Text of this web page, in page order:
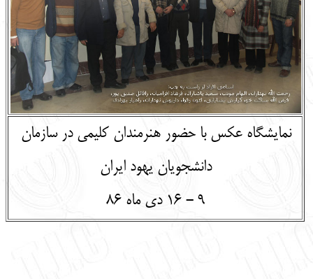
نمایشگاه عکس با حضور هنرمندان کلیمی در سازمان
دانشجویان یهود ایران
9 - 16 دی ماه 86